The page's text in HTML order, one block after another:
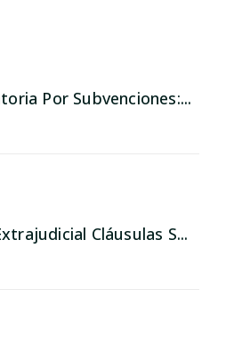
Por Subvenciones:...
Cláusulas S...